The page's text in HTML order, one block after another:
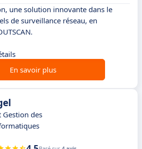
une solution innovante dans le
de surveillance réseau, en
En savoir plus
Gestion des